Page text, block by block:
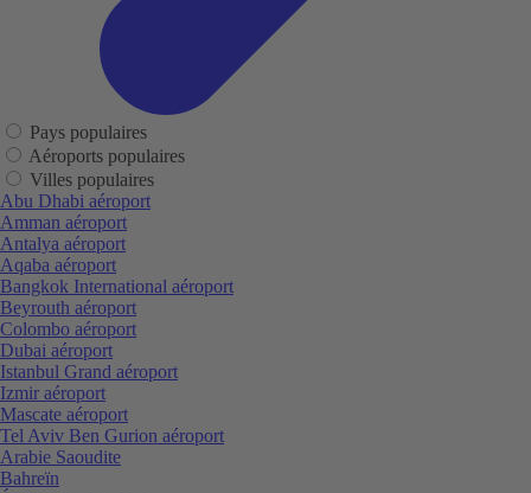
Pays populaires
Aéroports populaires
Villes populaires
Abu Dhabi aéroport
Amman aéroport
Antalya aéroport
Aqaba aéroport
Bangkok International aéroport
Beyrouth aéroport
Colombo aéroport
Dubai aéroport
Istanbul Grand aéroport
Izmir aéroport
Mascate aéroport
Tel Aviv Ben Gurion aéroport
Arabie Saoudite
Bahreïn